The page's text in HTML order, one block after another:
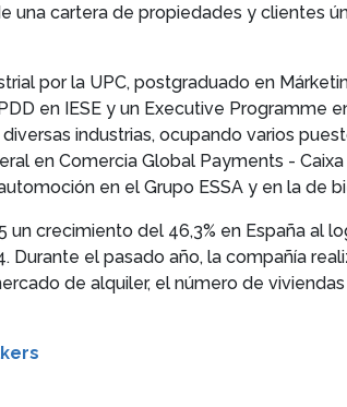
una cartera de propiedades y clientes
por la UPC, postgraduado en
en IESE y un Executive Programme
industrias, ocupando varios
en Comercia Global Payments -
en el Grupo ESSA y en la de
un crecimiento del 46,3% en España al
Durante el pasado año, la compañía
de alquiler, el número de